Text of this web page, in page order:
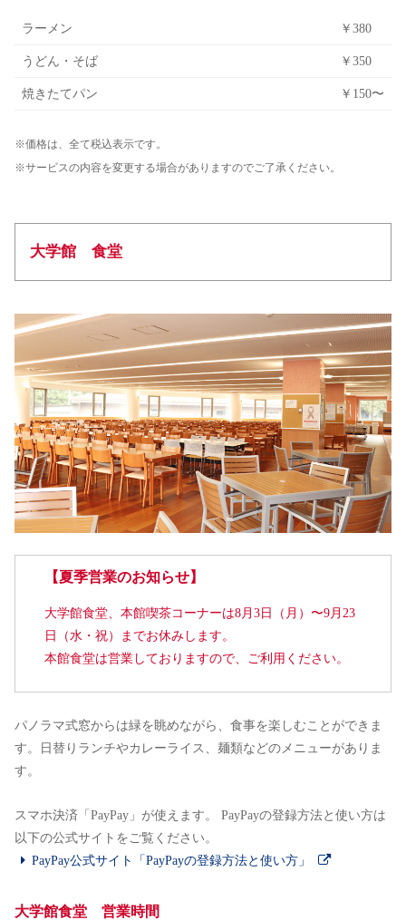
ラーメン ￥380
うどん・そば ￥350
焼きたてパン ￥150〜
※価格は、全て税込表示です。
※サービスの内容を変更する場合がありますのでご了承ください。
大学館 食堂
【夏季営業のお知らせ】
⼤学館⾷堂、本館喫茶コーナーは8月3日（月）〜9月23
日（水・祝）までお休みします。
本館食堂は営業しておりますので、ご利用ください。
パノラマ式窓からは緑を眺めながら、食事を楽しむことができま
す。日替りランチやカレーライス、麺類などのメニューがありま
す。
スマホ決済「PayPay」が使えます。 PayPayの登録方法と使い方は
以下の公式サイトをご覧ください。
PayPay公式サイト「PayPayの登録方法と使い方」
大学館食堂 営業時間